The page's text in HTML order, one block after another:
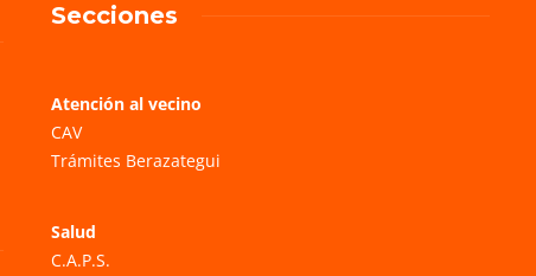
Secciones
Atención al vecino
CAV
Trámites Berazategui
Salud
C.A.P.S.